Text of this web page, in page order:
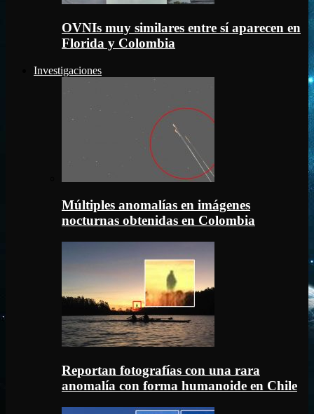
OVNIs muy similares entre sí aparecen en
Florida y Colombia
Investigaciones
Múltiples anomalías en imágenes
nocturnas obtenidas en Colombia
Reportan fotografías con una rara
anomalía con forma humanoide en Chile